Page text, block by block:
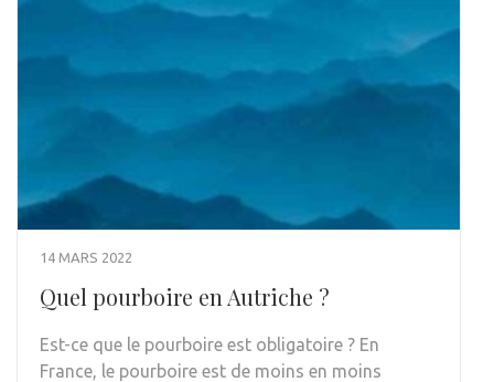
14 MARS 2022
Quel pourboire en Autriche ?
Est-ce que le pourboire est obligatoire ? En
France, le pourboire est de moins en moins